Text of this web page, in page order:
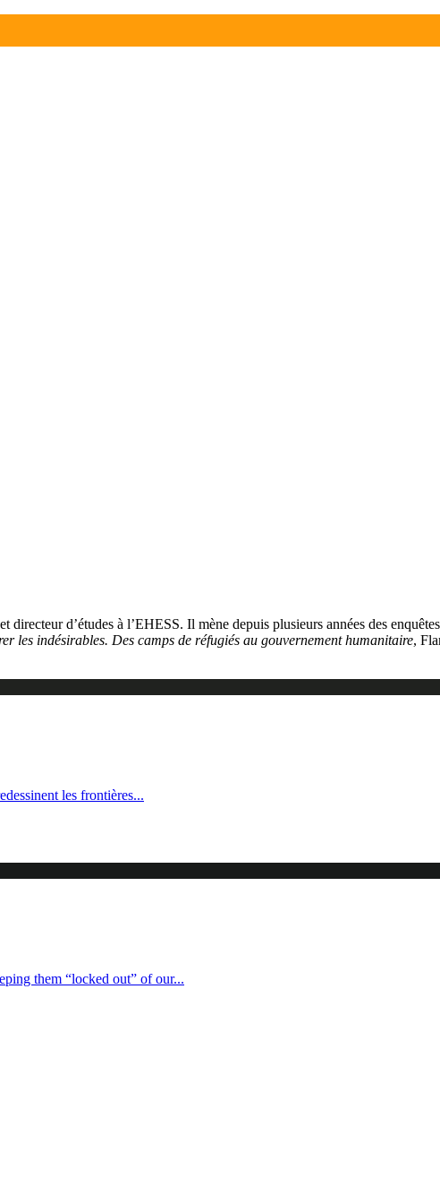
d’études à l’EHESS. Il mène depuis plusieurs années des
les indésirables. Des camps de réfugiés au gouvernement humanitaire,
les frontières...
them “locked out” of our...